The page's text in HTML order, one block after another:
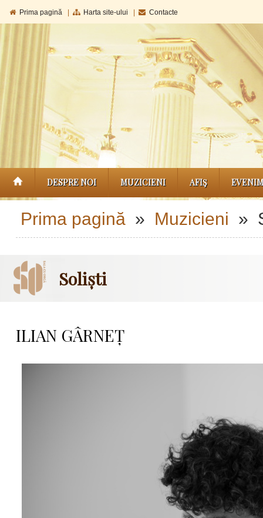
Prima pagină Harta site-ului Contacte
DESPRE NOI MUZICIENI AFIŞ
Prima pagină » Muzicieni »
Soliști
ILIAN GÂRNEȚ